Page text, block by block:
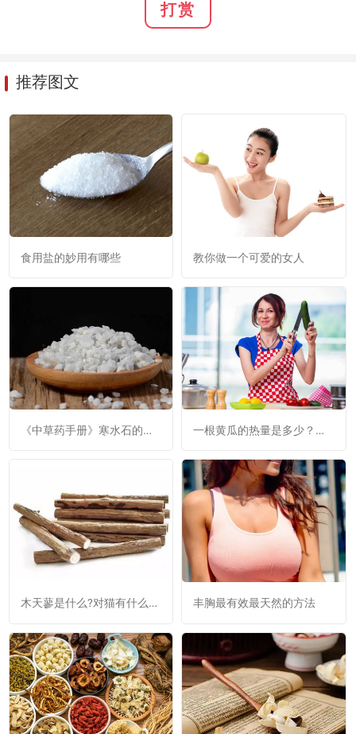
打赏
推荐图文
食用盐的妙用有哪些 教你做一个可爱的女人
《中草药手册》寒水石的功
一根黄瓜的热量是多少？黄
木天蓼是什么?对猫有什么作
丰胸最有效最天然的方法